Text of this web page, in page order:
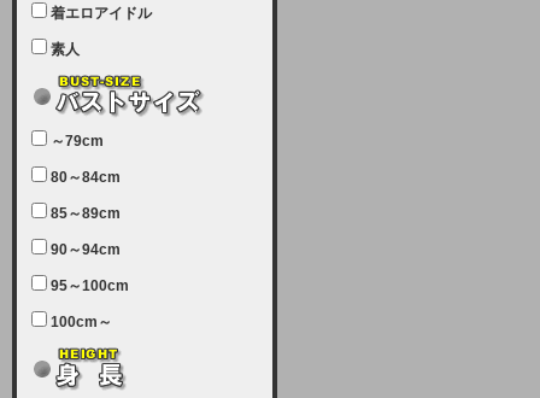
【サーバーメンテナンス完了のお知
本日、サーバーメンテナンスのため
ユーザー様には大変ご迷惑をおかけ
しました。無事、メンテナンスが完
致します。
2025-06-11 (水)
【サーバーメンテナンス実施につい
7月5日（土曜日）午前7：00から午
テナンスを実施します。ユーザー様
にはご迷惑をおかけしますがご理解
着エロアイドル
素人
～79cm
80～84cm
85～89cm
90～94cm
95～100cm
100cm～